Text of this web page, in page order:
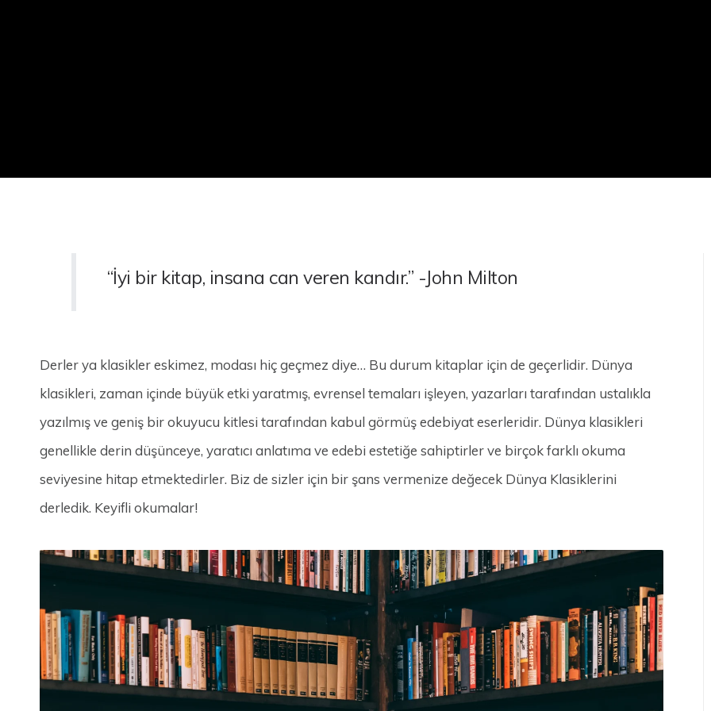
“İyi bir kitap, insana can veren kandır.” -John Milton
Derler ya klasikler eskimez, modası hiç geçmez diye… Bu durum kitaplar için de geçerlidir. Dünya
klasikleri, zaman içinde büyük etki yaratmış, evrensel temaları işleyen, yazarları tarafından ustalıkla
yazılmış ve geniş bir okuyucu kitlesi tarafından kabul görmüş edebiyat eserleridir. Dünya klasikleri
genellikle derin düşünceye, yaratıcı anlatıma ve edebi estetiğe sahiptirler ve birçok farklı okuma
seviyesine hitap etmektedirler. Biz de sizler için bir şans vermenize değecek Dünya Klasiklerini
derledik. Keyifli okumalar!